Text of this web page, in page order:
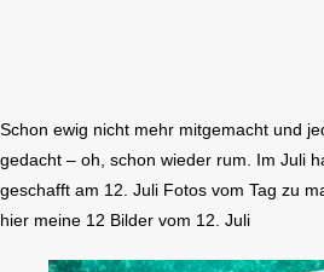
Schon ewig nicht mehr mitgemacht und
gedacht – oh, schon wieder rum. Im Juli
geschafft am 12. Juli Fotos vom Tag zu
hier meine 12 Bilder vom 12. Juli